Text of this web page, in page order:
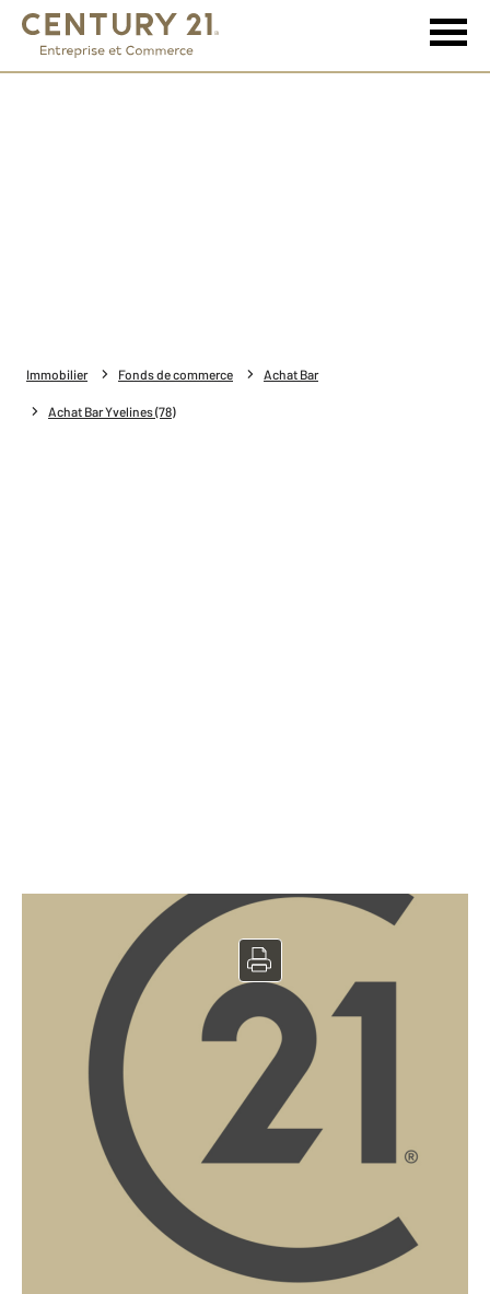
Immobilier Fonds de commerce Achat Bar
Achat Bar Yvelines (78)
BarTabac à vendre
Yvelines - 78
Ref: 10224342
310 327 €
PERF (Potentiel de l'Entreprise et Rentabilité Financière)
78-BAR TABAC-a redynamiser Secteur Rambouillet/
À vendre, un bar tabac FDJ idéalement situé dans une